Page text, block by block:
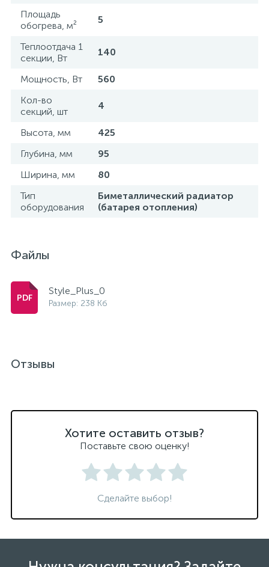
Площадь
обогрева, м²
5
Теплоотдача 1
секции, Вт
140
Мощность, Вт
560
Кол-во
секций, шт
4
Высота, мм
425
Глубина, мм
95
Ширина, мм
80
Тип
оборудования
Биметаллический радиатор
(батарея отопления)
Файлы
Style_Plus_0
Размер: 238 Кб
Отзывы
Хотите оставить отзыв?
Поставьте свою оценку!
Сделайте выбор!